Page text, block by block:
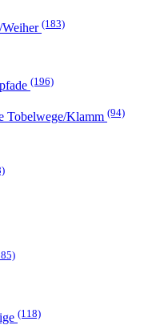
(183)
(196)
Tobelwege/Klamm (94)
(118)